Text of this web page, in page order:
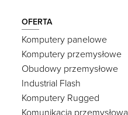
OFERTA
Komputery panelowe
Komputery przemysłowe
Obudowy przemysłowe
Industrial Flash
Komputery Rugged
Komunikacja przemysłowa